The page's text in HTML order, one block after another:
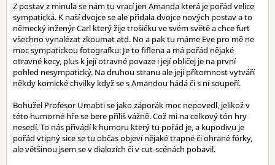
Z postav z minula se nám tu vrací jen Amanda která je pořád velice
sympatická. K naší dvojce se ale přidala dvojce nových postav a to
německý inženýr Carl který žije trošičku ve svém světě a chce furt
všechno vynalézat zkoumat atd. No a pak tu máme Eve pro mě ne
moc sympatickou fotografku: Je to fiflena a má pořád nějaké
otravné kecy, plus k její otravné povaze i její obličej je na první
pohled nesympatický. Na druhou stranu ale její přítomnost vytváří
někdy komické chvilky když se s Amandou hádá či s ní soupeří.
Bohužel Profesor Umabti se jako záporák moc nepovedl, jelikož v
této humorné hře se bere příliš vážně. Což mi na celkový tón hry
nesedí. To nás přivádí k humoru který tu pořád je, a kupodivu je
pořád vtipný sice se tu občas objeví nějaké trapné či ohrané fórky,
ale většinou jsem se v dialozích či v cut-scénách pobavil.